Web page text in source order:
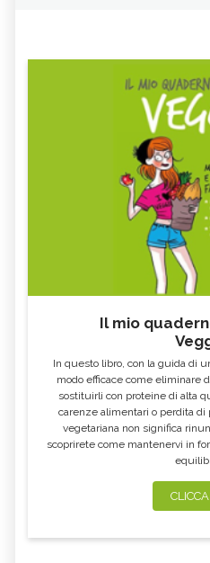
Il mio
In questo libro, con la guida di
modo efficace come eliminare
sostituirli con proteine di alta
carenze alimentari o perdita
vegetariana non significa
scoprirete come mantenervi in